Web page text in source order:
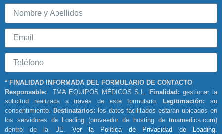
* FINALIDAD INFORMADA DEL FORMULARIO DE CONTACTO
Responsable:
TMA EQUIPOS MÉDICOS S.L.Finalidad: gestionar la
solicitud realizada a través de este formulario.Legitimación: su
consentimiento. Destinatarios: los datos facilitados estarán ubicados en
los servidores de Loading (proveedor de hosting de tmamedica.com)
dentro de la UE. Ver la Política de Privacidad de Loading